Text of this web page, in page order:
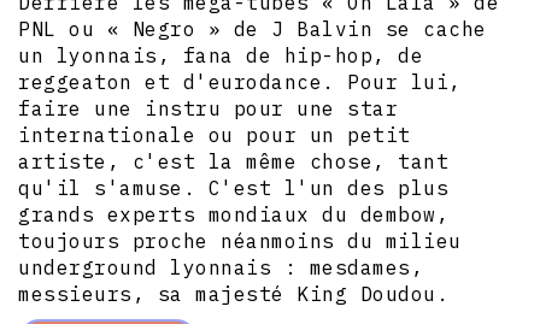
PNL ou « Negro » de J Balvin se cache
un lyonnais, fana de hip-hop, de
reggeaton et d'eurodance. Pour lui,
faire une instru pour une star
internationale ou pour un petit
artiste, c'est la même chose, tant
qu'il s'amuse. C'est l'un des plus
grands experts mondiaux du dembow,
toujours proche néanmoins du milieu
underground lyonnais : mesdames,
messieurs, sa majesté King Doudou.